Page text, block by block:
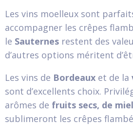
Les vins moelleux sont
accompagner les crêpes
le Sauternes restent des
d’autres options méritent
Les vins de Bordeaux et de la
sont d’excellents choix.
arômes de fruits secs, de
sublimeront les crêpes